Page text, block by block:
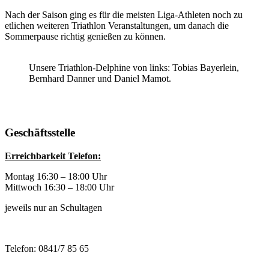
Nach der Saison ging es für die meisten Liga-Athleten noch zu
etlichen weiteren Triathlon Veranstaltungen, um danach die
Sommerpause richtig genießen zu können.
Unsere Triathlon-Delphine von links: Tobias Bayerlein,
Bernhard Danner und Daniel Mamot.
Geschäftsstelle
Erreichbarkeit Telefon:
Montag 16:30 – 18:00 Uhr
Mittwoch 16:30 – 18:00 Uhr
jeweils nur an Schultagen
Telefon: 0841/7 85 65